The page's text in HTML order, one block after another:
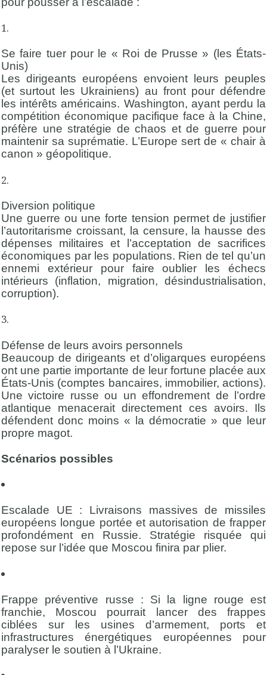
Se faire tuer pour le « Roi de Prusse » (les États-
Unis)
Les dirigeants européens envoient leurs peuples
(et surtout les Ukrainiens) au front pour défendre
les intérêts américains. Washington, ayant perdu la
compétition économique pacifique face à la Chine,
préfère une stratégie de chaos et de guerre pour
maintenir sa suprématie. L’Europe sert de « chair à
canon » géopolitique.
Diversion politique
Une guerre ou une forte tension permet de justifier
l’autoritarisme croissant, la censure, la hausse des
dépenses militaires et l’acceptation de sacrifices
économiques par les populations. Rien de tel qu’un
ennemi extérieur pour faire oublier les échecs
intérieurs (inflation, migration, désindustrialisation,
corruption).
Défense de leurs avoirs personnels
Beaucoup de dirigeants et d’oligarques européens
ont une partie importante de leur fortune placée aux
États-Unis (comptes bancaires, immobilier, actions).
Une victoire russe ou un effondrement de l’ordre
atlantique menacerait directement ces avoirs. Ils
défendent donc moins « la démocratie » que leur
propre magot.
Scénarios possibles
Escalade UE : Livraisons massives de missiles
européens longue portée et autorisation de frapper
profondément en Russie. Stratégie risquée qui
repose sur l’idée que Moscou finira par plier.
Frappe préventive russe : Si la ligne rouge est
franchie, Moscou pourrait lancer des frappes
ciblées sur les usines d’armement, ports et
infrastructures énergétiques européennes pour
paralyser le soutien à l’Ukraine.